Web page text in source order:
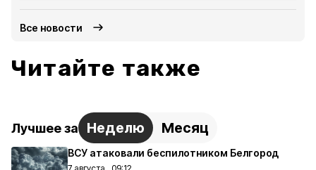
Все новости
Читайте также
Лучшее за Неделю Месяц
ВСУ атаковали беспилотником Белгород